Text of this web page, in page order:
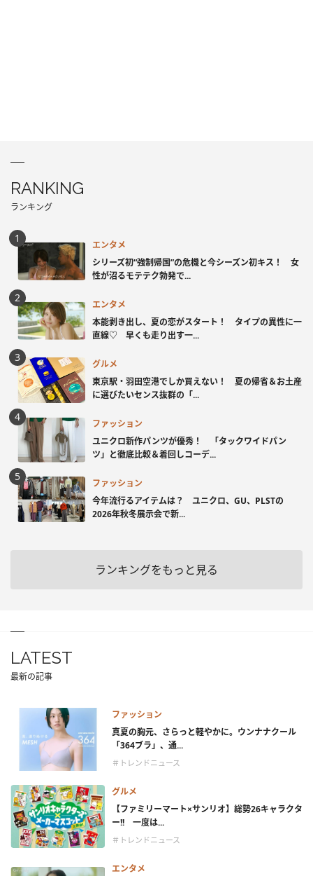
RANKING
ランキング
エンタメ
シリーズ初“強制帰国”の危機と今シーズン初キス！ 女
性が沼るモテテク勃発で...
エンタメ
本能剥き出し、夏の恋がスタート！ タイプの異性に一
直線♡ 早くも走り出す一...
グルメ
東京駅・羽田空港でしか買えない！ 夏の帰省＆お土産
に選びたいセンス抜群の「...
ファッション
ユニクロ新作パンツが優秀！ 「タックワイドパン
ツ」と徹底比較＆着回しコーデ...
ファッション
今年流行るアイテムは？ ユニクロ、GU、PLSTの
2026年秋冬展示会で新...
ランキングをもっと見る
LATEST
最新の記事
ファッション
真夏の胸元、さらっと軽やかに。ウンナナクール
「364ブラ」、通...
＃トレンドニュース
グルメ
【ファミリーマート×サンリオ】総勢26キャラクタ
ー!! 一度は...
＃トレンドニュース
エンタメ